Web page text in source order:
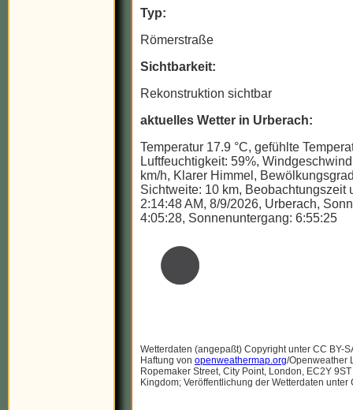
Typ:
Römerstraße
Sichtbarkeit:
Rekonstruktion sichtbar
aktuelles Wetter in Urberach:
Temperatur 17.9 °C, gefühlte
Luftfeuchtigkeit: 59%,
km/h, Klarer Himmel,
Sichtweite: 10 km, Beobachtungszeit
2:14:48 AM, 8/9/2026, Urberach,
4:05:28, Sonnenuntergang: 6:55:25
Wetterdaten (angepaßt) Copyright unter CC BY-
Haftung von openweathermap.org/Openweather
Ropemaker Street, City Point, London, EC2Y
Kingdom; Veröffentlichung der Wetterdaten unter